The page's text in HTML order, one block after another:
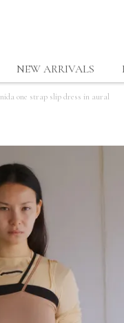
NEW ARRIVALS
nida one strap slip dress in aural